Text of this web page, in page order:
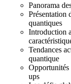
Panorama
Présentation
quantiques
Introduction
Tendances
quantique
Opportunités
ups